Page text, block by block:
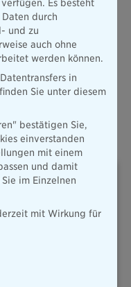
Ihren bisherigen
Mehr erfahren
Es besteht
Daten durch
und zu
auch ohne
werden können.
in
Sie unter diesem
bestätigen Sie,
einverstanden
mit einem
und damit
im Einzelnen
mit Wirkung für